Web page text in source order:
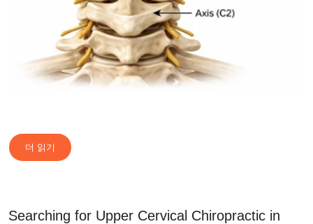
더 읽기
Searching for Upper Cervical Chiropractic in